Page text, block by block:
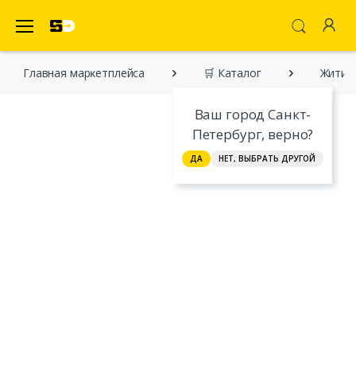
Ваш город Санкт-
Петербург, верно?
ДА НЕТ, ВЫБРАТЬ ДРУГОЙ
Главная марĸетплейса 🛒 Каталог Житие